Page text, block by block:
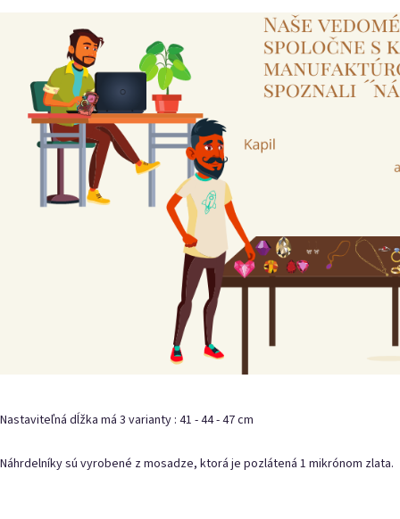
Nastaviteľná dĺžka má 3 varianty : 41 - 44 - 47 cm
Náhrdelníky sú vyrobené z mosadze, ktorá je pozlátená 1 mikrónom zlata.